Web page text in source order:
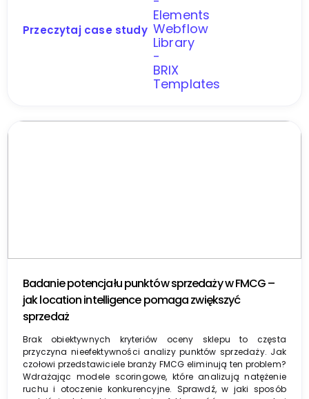
Przeczytaj case study
Badanie potencjału punktów sprzedaży w FMCG –
jak location intelligence pomaga zwiększyć
sprzedaż
Brak obiektywnych kryteriów oceny sklepu to częsta
przyczyna nieefektywności analizy punktów sprzedaży. Jak
czołowi przedstawiciele branży FMCG eliminują ten problem?
Wdrażając modele scoringowe, które analizują natężenie
ruchu i otoczenie konkurencyjne. Sprawdź, w jaki sposób